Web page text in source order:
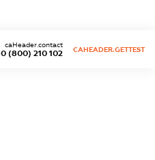
0 (800) 210 102
caHeader.contact
CAHEADER.GETTEST